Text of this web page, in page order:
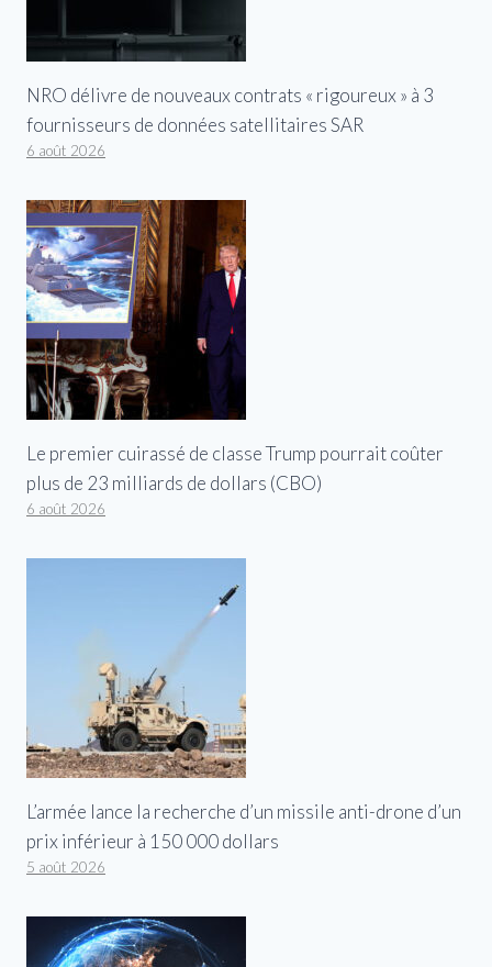
NRO délivre de nouveaux contrats « rigoureux » à 3
fournisseurs de données satellitaires SAR
6 août 2026
Le premier cuirassé de classe Trump pourrait coûter
plus de 23 milliards de dollars (CBO)
6 août 2026
L’armée lance la recherche d’un missile anti-drone d’un
prix inférieur à 150 000 dollars
5 août 2026